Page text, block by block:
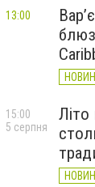
13:00
15:00
5 серпня